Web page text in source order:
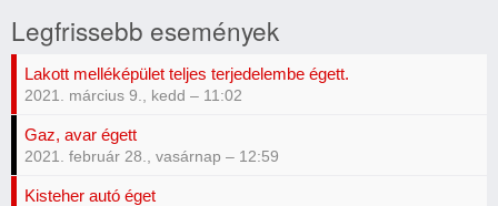
Bál!
Legfrissebb események
Lakott melléképület teljes terjedelembe égett.
2021. március 9., kedd – 11:02
Gaz, avar égett
2021. február 28., vasárnap – 12:59
Kisteher autó éget